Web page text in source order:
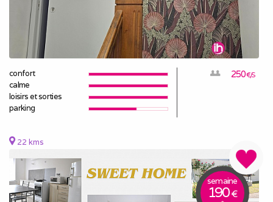
confort
calme
loisirs et sorties
parking
250€/S
22 kms
semaine
190€